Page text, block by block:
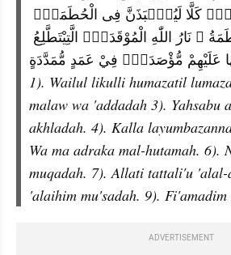
1). Wailul likulli humazatil
malaw wa 'addadah 3). Yahsabu
akhladah. 4). Kalla
Wa ma adraka mal-hutamah. 6).
muqadah. 7). Allati tattali'u
'alaihim mu'sadah. 9). Fi'amadim
ADVERTISEMENT